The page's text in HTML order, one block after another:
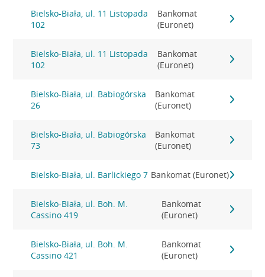
Bielsko-Biała, ul. 11 Listopada
102
Bankomat
(Euronet)
Bielsko-Biała, ul. 11 Listopada
102
Bankomat
(Euronet)
Bielsko-Biała, ul. Babiogórska
26
Bankomat
(Euronet)
Bielsko-Biała, ul. Babiogórska
73
Bankomat
(Euronet)
Bielsko-Biała, ul. Barlickiego 7 Bankomat (Euronet)
Bielsko-Biała, ul. Boh. M.
Cassino 419
Bankomat
(Euronet)
Bielsko-Biała, ul. Boh. M.
Cassino 421
Bankomat
(Euronet)